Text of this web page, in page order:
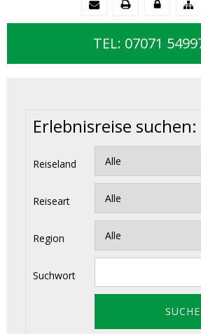
TEL: 07071
Erlebnisreise suchen:
Reiseland
Reiseart
Region
Suchwort